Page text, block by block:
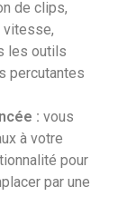
de clips,
vitesse,
les outils
percutantes
: vous
à votre
pour
par une